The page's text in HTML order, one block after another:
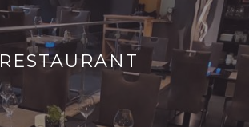
RESTAURANT